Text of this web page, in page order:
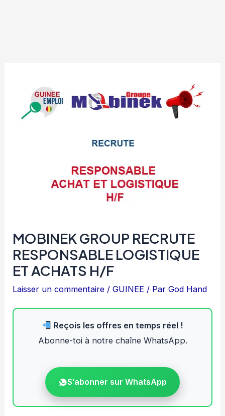
MOBINEK GROUP RECRUTE
RESPONSABLE LOGISTIQUE
ET ACHATS H/F
Laisser un commentaire /GUINEE / ParGod Hand
Reçois les offres en temps réel !
Abonne-toi à notre chaîne WhatsApp.
S’abonner sur WhatsApp